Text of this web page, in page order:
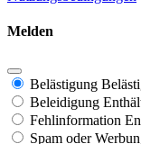
Melden
Belästigung
Beleidigung
Fehlinformation
Spam oder